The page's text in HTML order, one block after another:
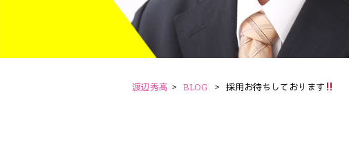
渡辺秀高 > BLOG > 採用お待ちしております